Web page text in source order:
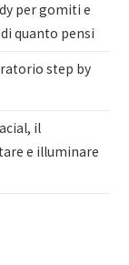
per gomiti e
quanto pensi
step by
il
e illuminare